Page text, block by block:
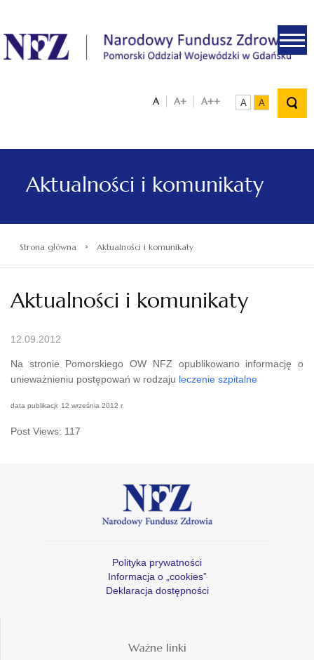
.
A A+ A++ A A
Aktualności i komunikaty
Strona główna › Aktualności i komunikaty
Aktualności i komunikaty
12.09.2012
Na stronie Pomorskiego OW NFZ opublikowano informację o
unieważnieniu postępowań w rodzaju leczenie szpitalne
data publikacji: 12 września 2012 r.
Post Views: 117
Polityka prywatności
Informacja o „cookies”
Deklaracja dostępności
Ważne linki